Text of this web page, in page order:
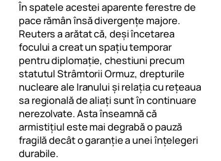
În spatele acestei aparente ferestre de
pace rămân însă divergențe majore.
Reuters a arătat că, deși încetarea
focului a creat un spațiu temporar
pentru diplomație, chestiuni precum
statutul Strâmtorii Ormuz, drepturile
nucleare ale Iranului și relația cu rețeaua
sa regională de aliați sunt în continuare
nerezolvate. Asta înseamnă că
armistițiul este mai degrabă o pauză
fragilă decât o garanție a unei înțelegeri
durabile.